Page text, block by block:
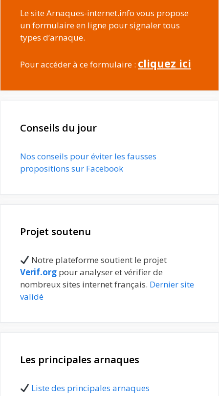
Le site Arnaques-internet.info vous propose
un formulaire en ligne pour signaler tous
types d’arnaque.
Pour accéder à ce formulaire : cliquez ici
Conseils du jour
Nos conseils pour éviter les fausses
propositions sur Facebook
Projet soutenu
Notre plateforme soutient le projet
Verif.org pour analyser et vérifier de
nombreux sites internet français. Dernier site
validé
Les principales arnaques
Liste des principales arnaques